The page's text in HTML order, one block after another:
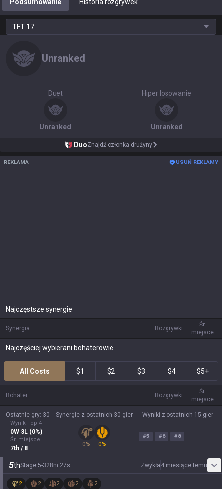
Podsumowanie Historia rozgrywek
TFT 17
Unranked
Duet
Unranked
Hiper losowanie
Unranked
DuoZnajdź członka drużyny
REKLAMA USUŃ REKLAMY
Najczęstsze synergie
Synergia Rozgrywki
Śr.
miejsce
Najczęściej wybierani bohaterowie
All Costs $1 $2 $3 $4 $5+
Bohater Rozgrywki
Śr.
miejsce
Ostatnie gry: 30
Wynik Top 4
0W 3L (0%)
Śr. miejsce
7th / 8
Synergie z ostatnich 30 gier
0% 0%
Wyniki z ostatnich 15 gier
#5 #8 #8
5thStage 5-328m 27s Zwykła 4 miesiące temu
2 2 2 2 2